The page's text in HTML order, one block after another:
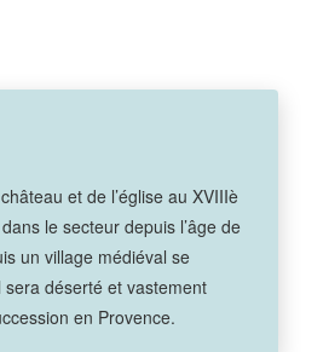
et de l’église au XVIIIè
le secteur depuis l’âge de
un village médiéval se
déserté et vastement
en Provence.